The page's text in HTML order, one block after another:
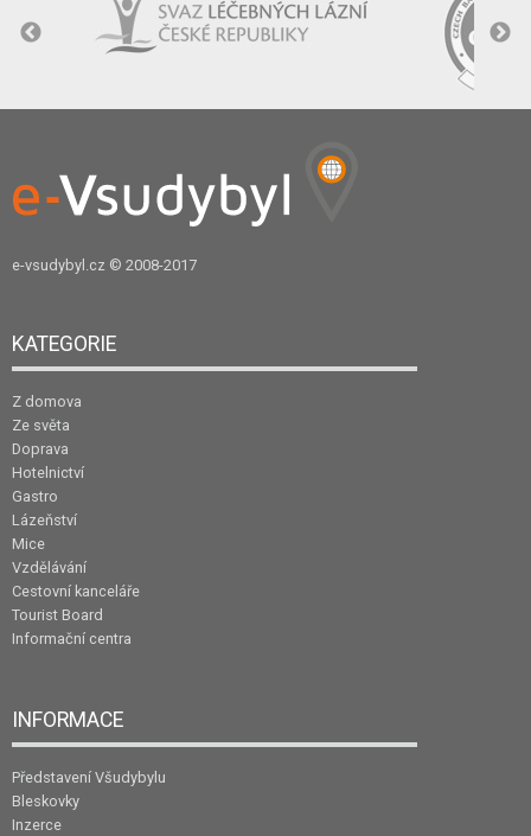
e-vsudybyl.cz © 2008-2017
KATEGORIE
Z domova
Ze světa
Doprava
Hotelnictví
Gastro
Lázeňství
Mice
Vzdělávání
Cestovní kanceláře
Tourist Board
Informační centra
INFORMACE
Představení Všudybylu
Bleskovky
Inzerce